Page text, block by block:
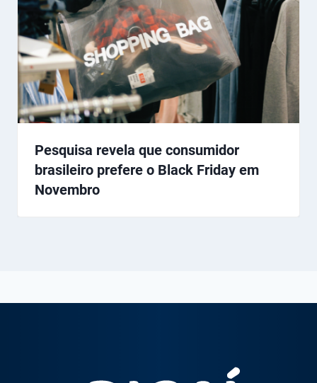
Pesquisa revela que consumidor
brasileiro prefere o Black Friday em
Novembro